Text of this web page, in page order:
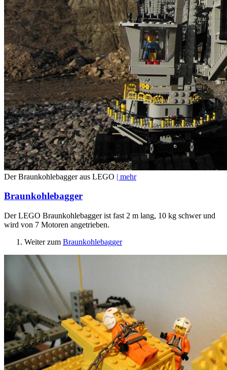
Der Braunkohlebagger aus LEGO | mehr
Braunkohlebagger
Der LEGO Braunkohlebagger ist fast 2 m lang, 10 kg schwer und
wird von 7 Motoren angetrieben.
Weiter zum Braunkohlebagger